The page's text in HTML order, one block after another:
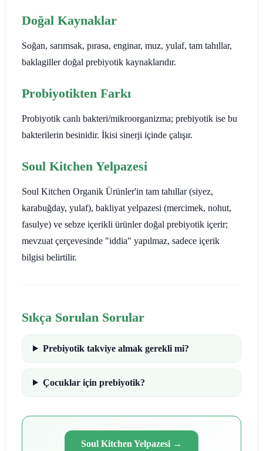
Doğal Kaynaklar
Soğan, sarımsak, pırasa, enginar, muz, yulaf, tam tahıllar,
baklagiller doğal prebiyotik kaynaklarıdır.
Probiyotikten Farkı
Probiyotik canlı bakteri/mikroorganizma; prebiyotik ise bu
bakterilerin besinidir. İkisi sinerji içinde çalışır.
Soul Kitchen Yelpazesi
Soul Kitchen Organik Ürünler'in tam tahıllar (siyez,
karabuğday, yulaf), bakliyat yelpazesi (mercimek, nohut,
fasulye) ve sebze içerikli ürünler doğal prebiyotik içerir;
mevzuat çerçevesinde "iddia" yapılmaz, sadece içerik
bilgisi belirtilir.
Sıkça Sorulan Sorular
Prebiyotik takviye almak gerekli mi?
Çocuklar için prebiyotik?
Soul Kitchen Yelpazesi →